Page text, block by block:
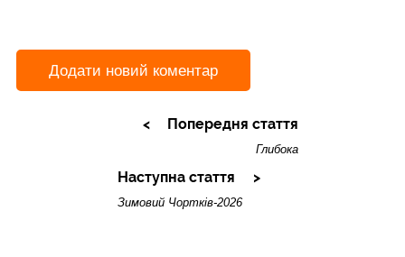
Додати новий коментар
Попередня стаття
Глибока
Наступна стаття
Зимовий Чортків-2026